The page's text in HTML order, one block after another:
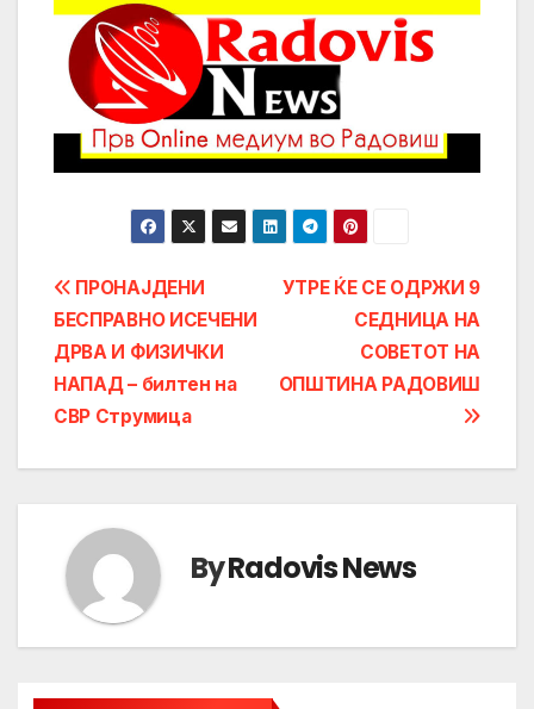
Post
navigation
УТРЕ ЌЕ СЕ ОДРЖИ 9
СЕДНИЦА НА
СОВЕТОТ НА
ОПШТИНА РАДОВИШ
ПРОНАЈДЕНИ
БЕСПРАВНО ИСЕЧЕНИ
ДРВА И ФИЗИЧКИ
НАПАД – билтен на
СВР Струмица
ByRadovis News